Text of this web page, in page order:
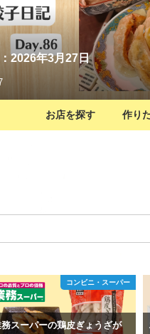
2026年3月27日
お店を探す 作り
コンビニ・スーパー
務スーパーの鶏皮ぎょうざが